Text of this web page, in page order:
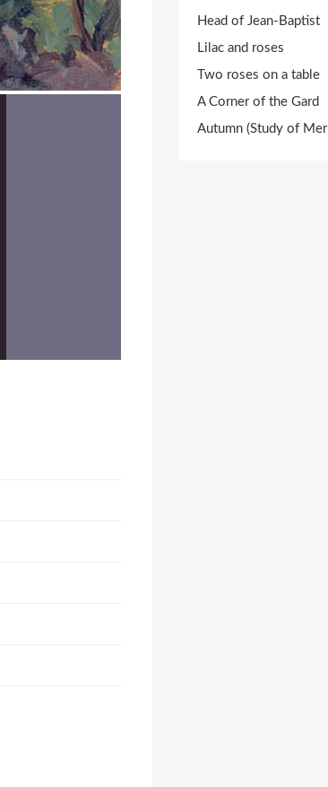
Head of Jean-Baptist
Lilac and roses
Two roses on a table
A Corner of the Gard
Autumn (Study of Mer